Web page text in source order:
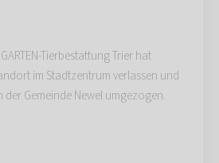
Tierbestattung Trier hat
im Stadtzentrum verlassen und
Gemeinde Newel umgezogen.